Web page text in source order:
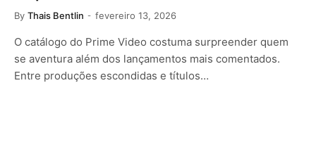
By Thais Bentlin fevereiro 13, 2026
O catálogo do Prime Video costuma surpreender quem
se aventura além dos lançamentos mais comentados.
Entre produções escondidas e títulos…